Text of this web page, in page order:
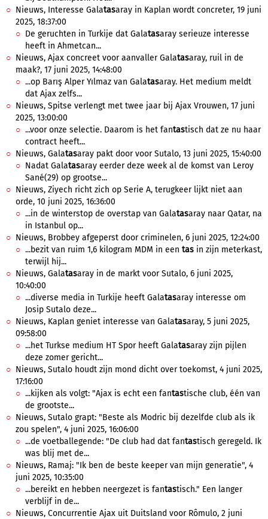
Nieuws, Interesse Galatasaray in Kaplan wordt concreter, 19 juni
2025, 18:37:00
De geruchten in Turkije dat Galatasaray serieuze interesse
heeft in Ahmetcan...
Nieuws, Ajax concreet voor aanvaller Galatasaray, ruil in de
maak?, 17 juni 2025, 14:48:00
...op Barış Alper Yılmaz van Galatasaray. Het medium meldt
dat Ajax zelfs...
Nieuws, Spitse verlengt met twee jaar bij Ajax Vrouwen, 17 juni
2025, 13:00:00
...voor onze selectie. Daarom is het fantastisch dat ze nu haar
contract heeft...
Nieuws, Galatasaray pakt door voor Sutalo, 13 juni 2025, 15:40:00
Nadat Galatasaray eerder deze week al de komst van Leroy
Sané(29) op grootse...
Nieuws, Ziyech richt zich op Serie A, terugkeer lijkt niet aan
orde, 10 juni 2025, 16:36:00
...in de winterstop de overstap van Galatasaray naar Qatar, na
in Istanbul op...
Nieuws, Brobbey afgeperst door criminelen, 6 juni 2025, 12:24:00
...bezit van ruim 1,6 kilogram MDM in een tas in zijn meterkast,
terwijl hij...
Nieuws, Galatasaray in de markt voor Sutalo, 6 juni 2025,
10:40:00
...diverse media in Turkije heeft Galatasaray interesse om
Josip Sutalo deze...
Nieuws, Kaplan geniet interesse van Galatasaray, 5 juni 2025,
09:58:00
...het Turkse medium HT Spor heeft Galatasaray zijn pijlen
deze zomer gericht...
Nieuws, Sutalo houdt zijn mond dicht over toekomst, 4 juni 2025,
17:16:00
...kijken als volgt: "Ajax is echt een fantastische club, één van
de grootste...
Nieuws, Sutalo grapt: "Beste als Modric bij dezelfde club als ik
zou spelen", 4 juni 2025, 16:06:00
...de voetballegende: "De club had dat fantastisch geregeld. Ik
was blij met de...
Nieuws, Ramaj: "Ik ben de beste keeper van mijn generatie", 4
juni 2025, 10:35:00
...bereikt en hebben neergezet is fantastisch." Een langer
verblijf in de...
Nieuws, Concurrentie Ajax uit Duitsland voor Rômulo, 2 juni